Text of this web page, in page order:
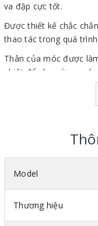
va đập cực tốt.
Được thiết kế chắc
thao tác trong quá
Thân của móc được
nhiệt để cho sức mạnh
Sản phẩm được nhập
Model
Thương hiệu